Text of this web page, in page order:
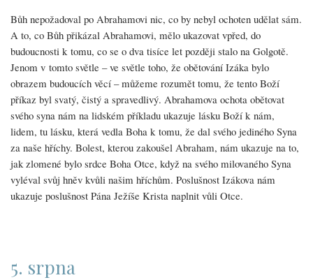
Bůh nepožadoval po Abrahamovi nic, co by nebyl ochoten udělat sám.
A to, co Bůh přikázal Abrahamovi, mělo ukazovat vpřed, do
budoucnosti k tomu, co se o dva tisíce let později stalo na Golgotě.
Jenom v tomto světle – ve světle toho, že obětování Izáka bylo
obrazem budoucích věcí – můžeme rozumět tomu, že tento Boží
příkaz byl svatý, čistý a spravedlivý. Abrahamova ochota obětovat
svého syna nám na lidském příkladu ukazuje lásku Boží k nám,
lidem, tu lásku, která vedla Boha k tomu, že dal svého jediného Syna
za naše hříchy. Bolest, kterou zakoušel Abraham, nám ukazuje na to,
jak zlomené bylo srdce Boha Otce, když na svého milovaného Syna
vyléval svůj hněv kvůli našim hříchům. Poslušnost Izákova nám
ukazuje poslušnost Pána Ježíše Krista naplnit vůli Otce.
5. srpna